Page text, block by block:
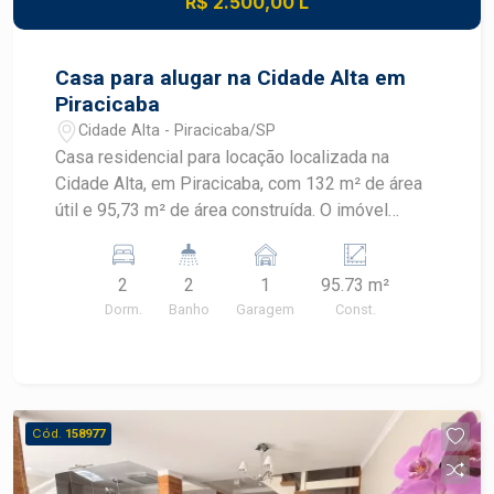
praticidade e excelente custo-benefício no
Casa para alugar na Cidade Alta em
Piracicaba
Cidade Alta - Piracicaba/SP
Casa residencial para locação localizada na
Cidade Alta, em Piracicaba, com 132 m² de área
útil e 95,73 m² de área construída. O imóvel
armários, oferecendo praticidade em localização
estratégica. CARACTERÍSTICAS DO IMÓVEL -
Área útil de 132 m² - Área construída de 95,73 m²
momentos de lazer e convivência - Churrasqueira
para confraternizações - Armários que
contribuem para a organização dos ambientes -
2
Dorm.
2
Banho
1
Garagem
95.73 m²
Const.
Cód. 158977